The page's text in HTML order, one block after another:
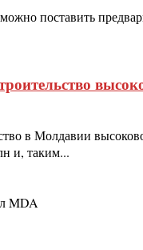
поставить
в Молдавии
и, таким...
MDA